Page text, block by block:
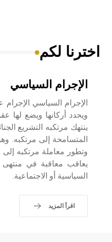
اخترنا لكم
الإجرام السياسي
الإجرام السياسي الإجرام
ينتهك مرتكبه التشريع
المتسامحة إلى مرتكبه.
وتطور معاملة مرتكبه إلى
يعاقب معاقبة في منتهى
السياسية أو الاجتماعية.
اقرأ المزيد